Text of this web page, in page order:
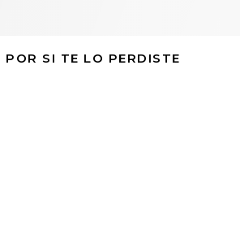
POR SI TE LO PERDISTE